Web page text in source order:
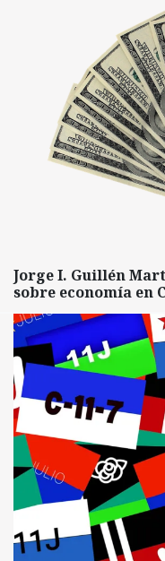
Jorge I. Guillén
sobre economía en